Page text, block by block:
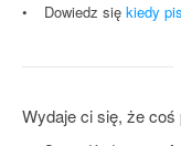
Dowiedz się kiedy
Wydaje ci się, że coś